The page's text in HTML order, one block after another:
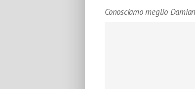
Conosciamo meglio